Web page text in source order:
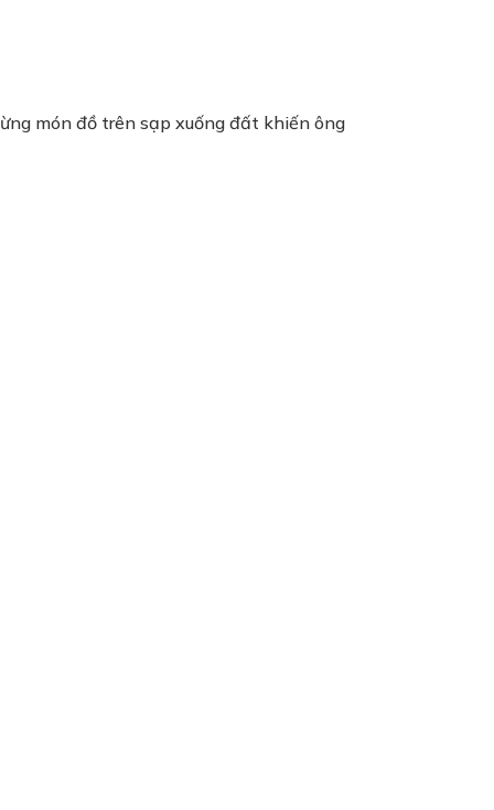
món đồ trên sạp xuống đất khiến ông